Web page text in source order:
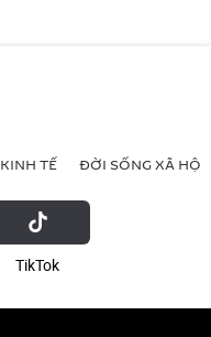
KINH TẾ ĐỜI SỐNG XÃ HỘI
ТikТоk